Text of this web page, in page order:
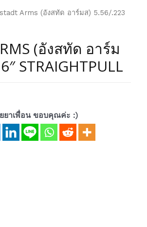
Arms (อังสทัด อาร์มส) 5.56/.223
(อังสทัด อาร์ม
STRAIGHTPULL
ยาเพื่อน ขอบคุณค่ะ :)